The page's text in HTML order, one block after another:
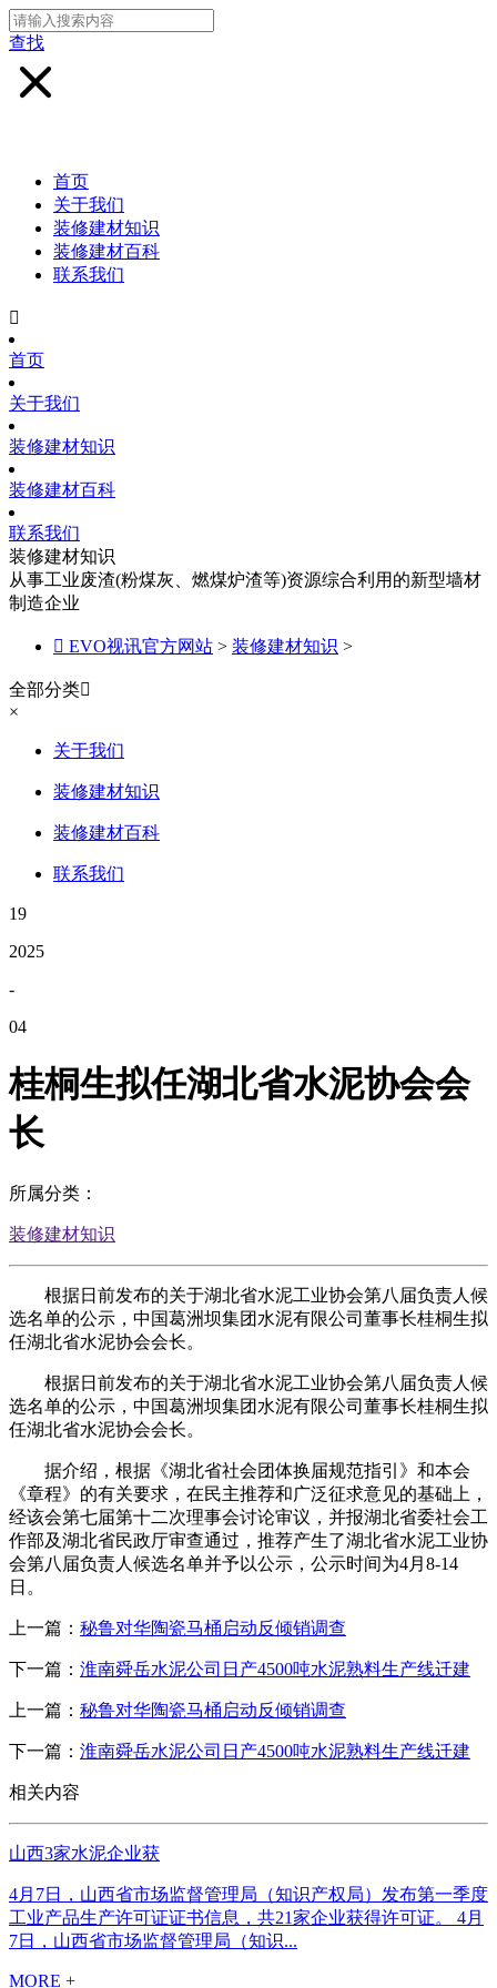
查找
首页
关于我们
装修建材知识
装修建材百科
联系我们

首页
关于我们
装修建材知识
装修建材百科
联系我们
装修建材知识
从事工业废渣(粉煤灰、燃煤炉渣等)资源综合利用的新型墙材
制造企业
 EVO视讯官方网站 > 装修建材知识 >
全部分类
×
关于我们
装修建材知识
装修建材百科
联系我们
19
2025
-
04
桂桐生拟任湖北省水泥协会会
长
所属分类：
装修建材知识
根据日前发布的关于湖北省水泥工业协会第八届负责人候
选名单的公示，中国葛洲坝集团水泥有限公司董事长桂桐生拟
任湖北省水泥协会会长。
根据日前发布的关于湖北省水泥工业协会第八届负责人候
选名单的公示，中国葛洲坝集团水泥有限公司董事长桂桐生拟
任湖北省水泥协会会长。
据介绍，根据《湖北省社会团体换届规范指引》和本会
《章程》的有关要求，在民主推荐和广泛征求意见的基础上，
经该会第七届第十二次理事会讨论审议，并报湖北省委社会工
作部及湖北省民政厅审查通过，推荐产生了湖北省水泥工业协
会第八届负责人候选名单并予以公示，公示时间为4月8-14
日。
上一篇： 秘鲁对华陶瓷马桶启动反倾销调查
下一篇： 淮南舜岳水泥公司日产4500吨水泥熟料生产线迁建
上一篇： 秘鲁对华陶瓷马桶启动反倾销调查
下一篇： 淮南舜岳水泥公司日产4500吨水泥熟料生产线迁建
相关内容
山西3家水泥企业获
4月7日，山西省市场监督管理局（知识产权局）发布第一季度
工业产品生产许可证证书信息，共21家企业获得许可证。 4月
7日，山西省市场监督管理局（知识...
MORE +